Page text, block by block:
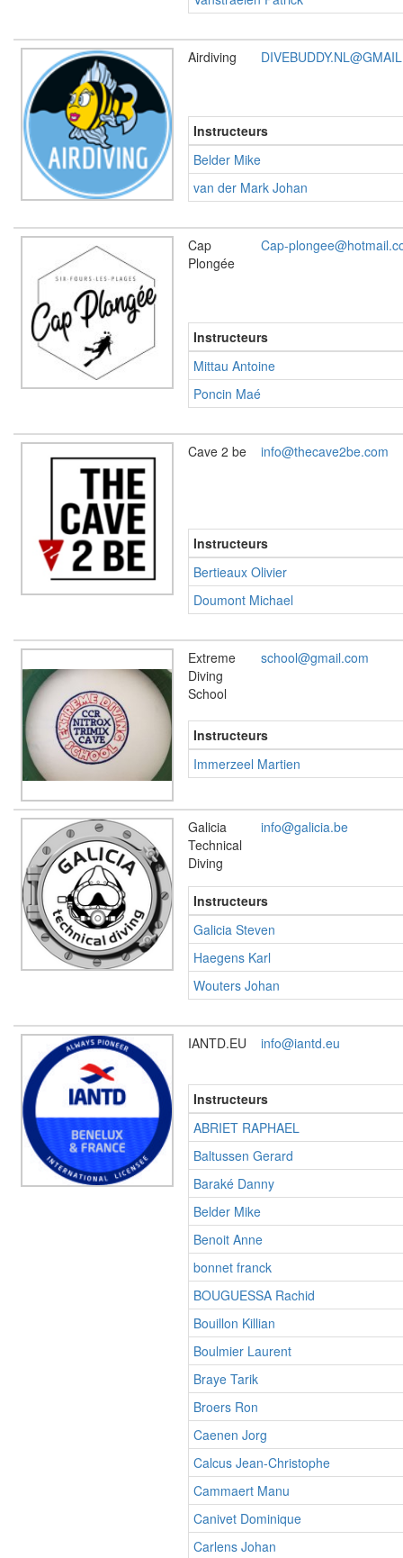
Airdiving
Instructeurs
Belder Mike
van der Mark Johan
Cap
Plongée
Cap-
Instructeurs
Mittau Antoine
Poncin Maé
Cave 2 be info@thecave2be.com
Instructeurs
Bertieaux Olivier
Doumont Michael
Extreme
Diving
School
school@gmail.com
Instructeurs
Immerzeel Martien
Galicia
Technical
Diving
info@galicia.be
Instructeurs
Galicia Steven
Haegens Karl
Wouters Johan
IANTD.EU info@iantd.eu
Instructeurs
ABRIET RAPHAEL
Baltussen Gerard
Baraké Danny
Belder Mike
Benoit Anne
bonnet franck
BOUGUESSA Rachid
Bouillon Killian
Boulmier Laurent
Braye Tarik
Broers Ron
Caenen Jorg
Calcus Jean-Christophe
Cammaert Manu
Canivet Dominique
Carlens Johan